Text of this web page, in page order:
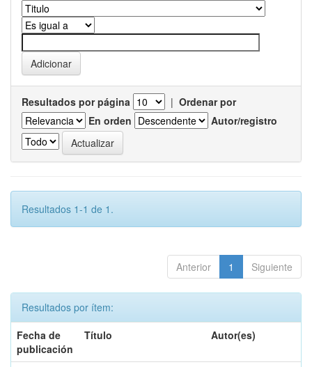
Resultados por página | Ordenar por
En orden
Autor/registro
Resultados 1-1 de 1.
Anterior 1 Siguiente
Resultados por ítem:
Fecha de
publicación
Título Autor(es)